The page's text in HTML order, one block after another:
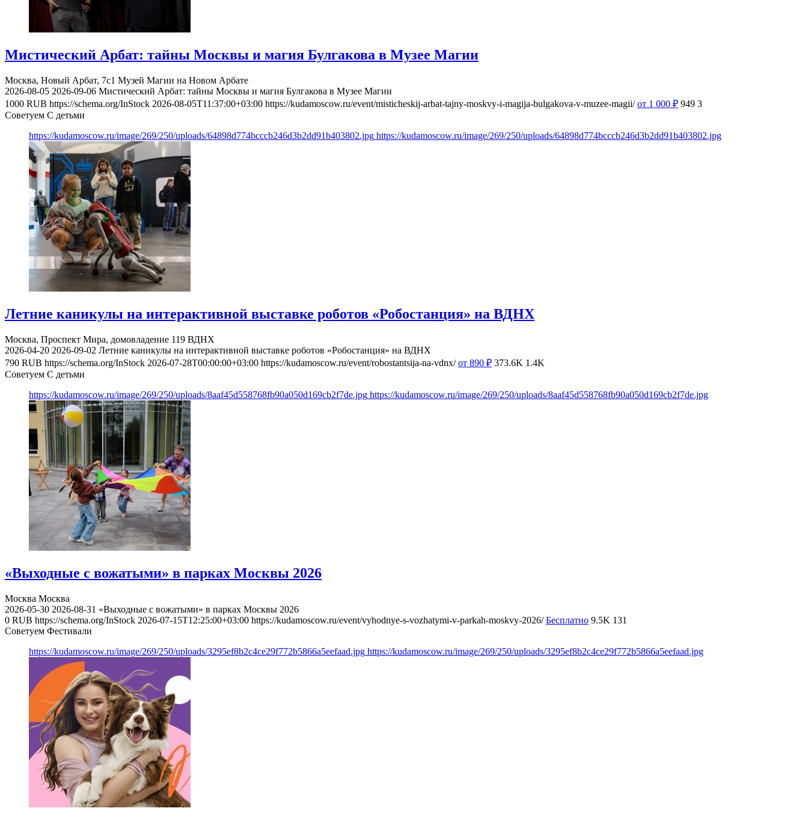
Мистический Арбат: тайны Москвы и магия Булгакова в Музее Магии
Москва, Новый Арбат, 7с1 Музей Магии на Новом Арбате
2026-08-05 2026-09-06 Мистический Арбат: тайны Москвы и магия Булгакова в Музее Магии
1000 RUB https://schema.org/InStock 2026-08-05T11:37:00+03:00 https://kudamoscow.ru/event/misticheskij-arbat-tajny-moskvy-i-magija-bulgakova-v-muzee-magii/ от 1 000 ₽ 949 3
Советуем С детьми
https://kudamoscow.ru/image/269/250/uploads/64898d774bcccb246d3b2dd91b403802.jpg https://kudamoscow.ru/image/269/250/uploads/64898d774bcccb246d3b2dd91b403802.jpg
Летние каникулы на интерактивной выставке роботов «Робостанция» на ВДНХ
Москва, Проспект Мира, домовладение 119 ВДНХ
2026-04-20 2026-09-02 Летние каникулы на интерактивной выставке роботов «Робостанция» на ВДНХ
790 RUB https://schema.org/InStock 2026-07-28T00:00:00+03:00 https://kudamoscow.ru/event/robostantsija-na-vdnx/ от 890 ₽ 373.6K 1.4K
Советуем С детьми
https://kudamoscow.ru/image/269/250/uploads/8aaf45d558768fb90a050d169cb2f7de.jpg https://kudamoscow.ru/image/269/250/uploads/8aaf45d558768fb90a050d169cb2f7de.jpg
«Выходные с вожатыми» в парках Москвы 2026
Москва Москва
2026-05-30 2026-08-31 «Выходные с вожатыми» в парках Москвы 2026
0 RUB https://schema.org/InStock 2026-07-15T12:25:00+03:00 https://kudamoscow.ru/event/vyhodnye-s-vozhatymi-v-parkah-moskvy-2026/ Бесплатно 9.5K 131
Советуем Фестивали
https://kudamoscow.ru/image/269/250/uploads/3295ef8b2c4ce29f772b5866a5eefaad.jpg https://kudamoscow.ru/image/269/250/uploads/3295ef8b2c4ce29f772b5866a5eefaad.jpg